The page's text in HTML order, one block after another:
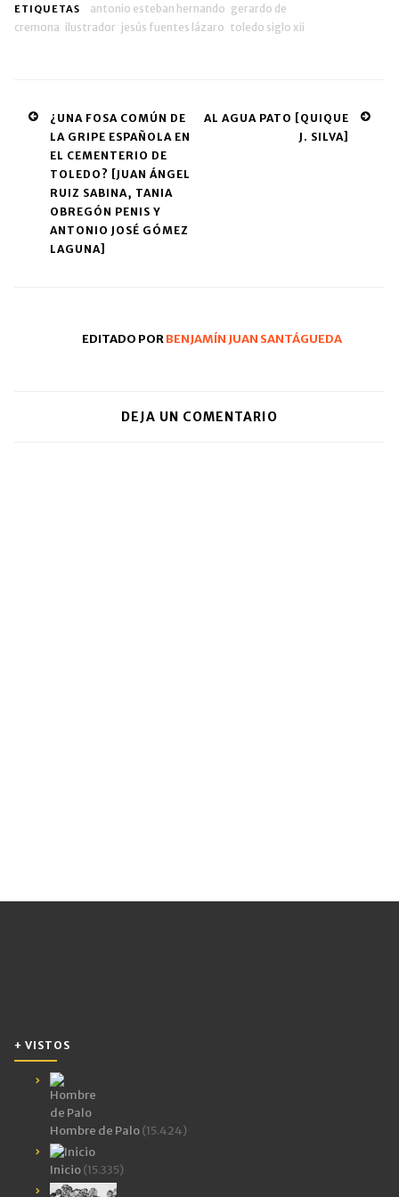
ETIQUETAS antonio esteban hernando gerardo de
cremona ilustrador jesús fuentes lázaro toledo siglo xii
Post
navigation
¿UNA FOSA COMÚN DE
LA GRIPE ESPAÑOLA EN
EL CEMENTERIO DE
TOLEDO? [JUAN ÁNGEL
RUIZ SABINA, TANIA
OBREGÓN PENIS Y
ANTONIO JOSÉ GÓMEZ
LAGUNA]
AL AGUA PATO [QUIQUE
J. SILVA]
EDITADO PORBENJAMÍN JUAN SANTÁGUEDA
DEJA UN COMENTARIO
+ VISTOS
Hombre de Palo(15.424)
Inicio(15.335)